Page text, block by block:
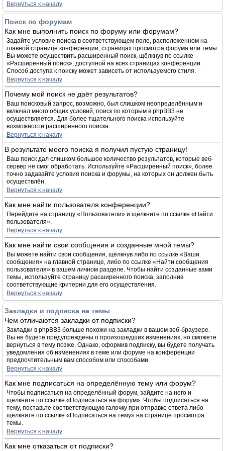
Вернуться к началу
Поиск по форумам
Как мне выполнить поиск по форуму или форумам?
Задайте условие поиска в соответствующем поле, расположенном на
главной странице конференции, страницах просмотра форума или темы.
Вы можете осуществить расширенный поиск, щёлкнув по ссылке
«Расширенный поиск», доступной на всех страницах конференции.
Способ доступа к поиску может зависеть от используемого стиля.
Вернуться к началу
Почему мой поиск не даёт результатов?
Ваш поисковый запрос, возможно, был слишком неопределённым и
включал много общих условий, поиск по которым в phpBB3 не
осуществляется. Для более тщательного поиска используйте
возможности расширенного поиска.
Вернуться к началу
В результате моего поиска я получил пустую страницу!
Ваш поиск дал слишком большое количество результатов, которые веб-
сервер не смог обработать. Используйте «Расширенный поиск», более
точно задавайте условия поиска и форумы, на которых он должен быть
осуществлён.
Вернуться к началу
Как мне найти пользователя конференции?
Перейдите на страницу «Пользователи» и щёлкните по ссылке «Найти
пользователя».
Вернуться к началу
Как мне найти свои сообщения и созданные мной темы?
Вы можете найти свои сообщения, щёлкнув либо по ссылке «Ваши
сообщения» на главной странице, либо по ссылке «Найти сообщения
пользователя» в вашем личном разделе. Чтобы найти созданные вами
темы, используйте страницу расширенного поиска, заполнив
соответствующие критерии для его осуществления.
Вернуться к началу
Закладки и подписка на темы
Чем отличаются закладки от подписки?
Закладки в phpBB3 больше похожи на закладки в вашем веб-браузере.
Вы не будете предупреждены о произошедших изменениях, но сможете
вернуться в тему позже. Однако, оформив подписку, вы будете получать
уведомления об изменениях в теме или форуме на конференции
предпочтительным вам способом или способами.
Вернуться к началу
Как мне подписаться на определённую тему или форум?
Чтобы подписаться на определённый форум, зайдите на него и
щёлкните по ссылке «Подписаться на форум». Чтобы подписаться на
тему, поставьте соответствующую галочку при отправке ответа либо
щёлкните по ссылке «Подписаться на тему» на странице просмотра
темы.
Вернуться к началу
Как мне отказаться от подписки?